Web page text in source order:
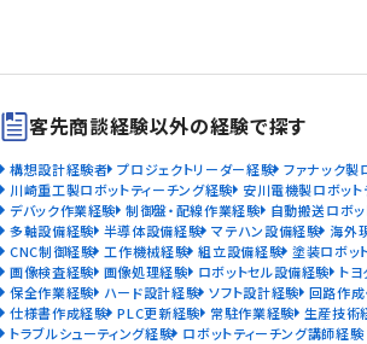
客先商談経験以外の経験で探す
構想設計経験者 プロジェクトリーダー経験 ファナック製
川崎重工製ロボットティーチング経験 安川電機製ロボット
デバック作業経験 制御盤・配線作業経験 自動搬送ロボ
多軸設備経験 半導体設備経験 マテハン設備経験 海外
CNC制御経験 工作機械経験 組立設備経験 塗装ロボッ
画像検査経験 画像処理経験 ロボットセル設備経験 ト
保全作業経験 ハード設計経験 ソフト設計経験 回路作成
仕様書作成経験 PLC更新経験 常駐作業経験 生産技術
トラブルシューティング経験 ロボットティーチング講師経験